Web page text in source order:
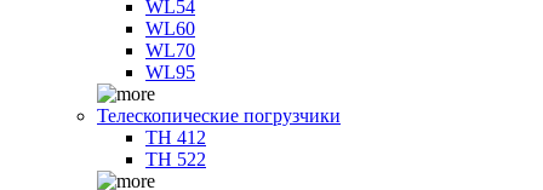
WL54
WL60
WL70
WL95
Телескопические погрузчики
TH 412
TH 522